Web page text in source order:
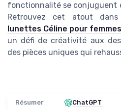
fonctionnalité se conjuguent
Retrouvez cet atout
lunettes Céline pour femmes
un défi de créativité aux
des pièces uniques qui
Résumer ChatGPT